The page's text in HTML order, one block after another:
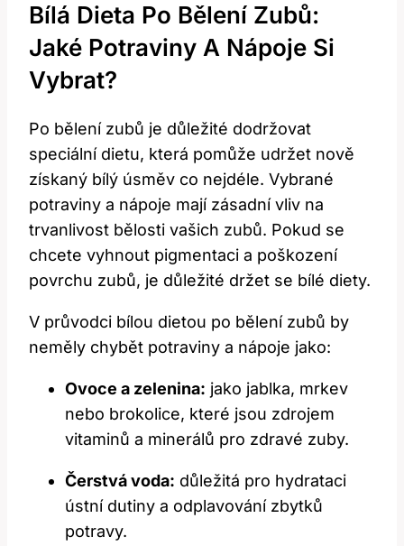
Bílá Dieta Po Bělení Zubů:
Jaké Potraviny A Nápoje Si
Vybrat?
Po bělení zubů je důležité dodržovat
speciální dietu, která pomůže udržet nově
získaný bílý úsměv co nejdéle. Vybrané
potraviny a nápoje mají zásadní vliv na
trvanlivost bělosti vašich zubů. Pokud se
chcete vyhnout pigmentaci a poškození
povrchu zubů, je důležité držet se bílé diety.
V průvodci bílou dietou po bělení zubů by
neměly chybět potraviny a nápoje jako:
Ovoce a zelenina: jako jablka, mrkev
nebo brokolice, které jsou zdrojem
vitaminů a minerálů pro zdravé zuby.
Čerstvá voda: důležitá pro hydrataci
ústní dutiny a odplavování zbytků
potravy.